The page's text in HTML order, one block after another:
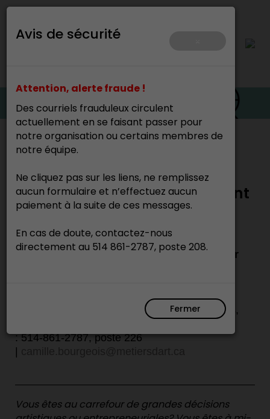
Avis de sécurité
Attention, alerte fraude !
Des courriels frauduleux circulent
actuellement en se faisant passer pour
notre organisation ou certains membres de
notre équipe.
Ne cliquez pas sur les liens, ne remplissez
aucun formulaire et n’effectuez aucun
paiement à la suite de ces messages.
En cas de doute, contactez-nous
directement au 514 861-2787, poste 208.
Fermer
Accueil
Trajectoire, accompagnement
de mi-carrière
Le programme Trajectoire est complet pour
Pour tout intérêt, contactez Camille Bourgeois,
:514-861-2787, poste 226
Vous êtes au carrefour de grandes décisions